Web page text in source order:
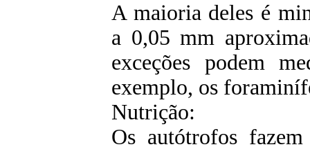
A maioria deles é
a 0,05 mm
exceções podem
exemplo, os
Nutrição:
Os autótrofos